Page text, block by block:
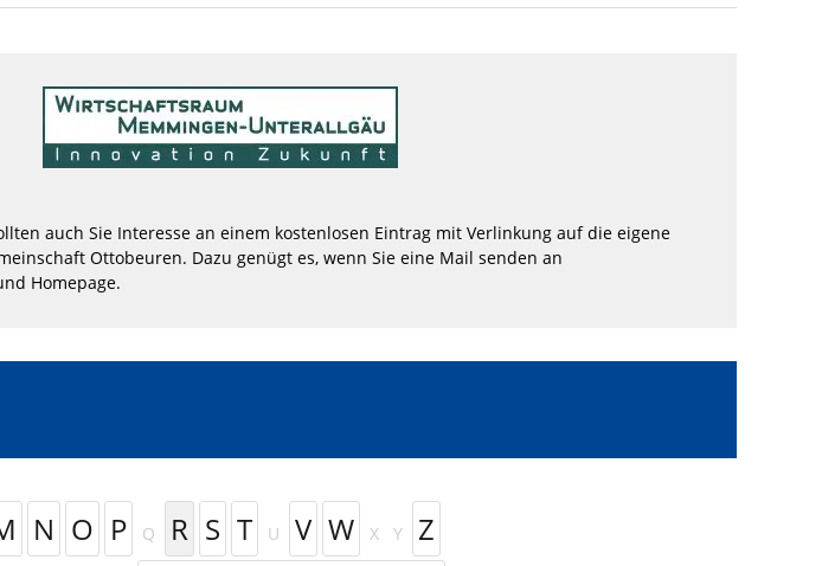
auch Sie Interesse an einem kostenlosen Eintrag mit Verlinkung auf die eigene
Ottobeuren. Dazu genügt es, wenn Sie eine Mail senden an
Homepage.
N O P Q R S T U V W X Y
Z